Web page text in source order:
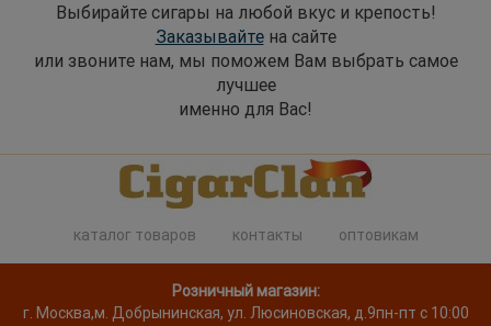
Выбирайте сигары на любой вкус и крепость!
Заказывайтена сайте
или звоните нам, мы поможем Вам выбрать самое
лучшее
именно для Вас!
каталог товаров контакты оптовикам
Розничный магазин:
г. Москва,м. Добрынинская, ул. Люсиновская, д.9пн-пт с 10:00